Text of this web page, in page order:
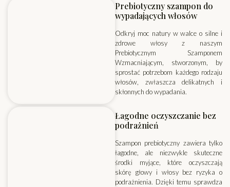
Prebiotyczny szampon do
wypadających włosów
Odkryj moc natury w walce o silne i
zdrowe włosy z naszym
Prebiotycznym Szamponem
Wzmacniającym, stworzonym, by
sprostać potrzebom każdego rodzaju
włosów, zwłaszcza delikatnych i
skłonnych do wypadania.
Łagodne oczyszczanie bez
podrażnień
Szampon prebiotyczny zawiera tylko
łagodne, ale niezwykle skuteczne
środki myjące, które oczyszczają
skórę głowy i włosy bez ryzyka o
podrażnienia. Dzięki temu sprawdza